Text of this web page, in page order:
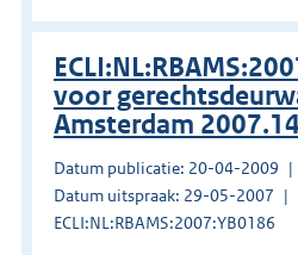
voor
Amsterdam
Datum publicatie: 20-04-2009
Datum uitspraak: 29-05-2007
ECLI:NL:RBAMS:2007:YB0186